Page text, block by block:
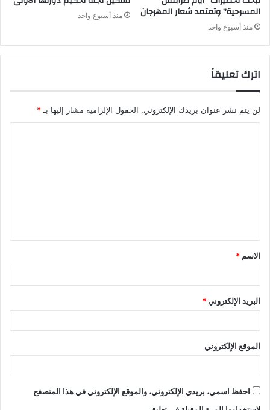
المسرحية” وتعتمد شعار المهرجان
منذ أسبوع واحد
منذ أسبوع واحد
اترك تعليقاً
لن يتم نشر عنوان بريدك الإلكتروني. الحقول الإلزامية مشار إليها بـ *
ق
*
الاسم *
البريد الإلكتروني*
الموقع الإلكتروني
احفظ اسمي، بريدي الإلكتروني، والموقع الإلكتروني في هذا المتصفح